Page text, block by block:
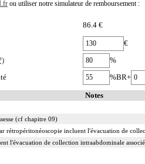
ou utiliser notre simulateur de remboursement :
86.4 €
€
%
%BR+
Notes
(cf chapitre 09)
rétropéritonéoscopie incluent l'évacuation de
l'évacuation de collection intraabdominale